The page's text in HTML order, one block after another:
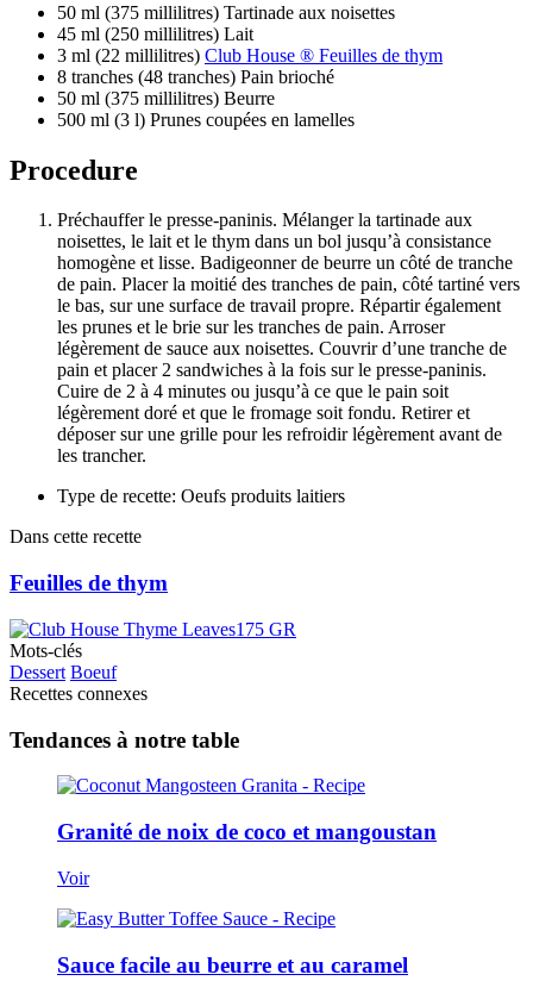
50 ml (375 millilitres) Tartinade aux noisettes
45 ml (250 millilitres) Lait
3 ml (22 millilitres) Club House ® Feuilles de thym
8 tranches (48 tranches) Pain brioché
50 ml (375 millilitres) Beurre
500 ml (3 l) Prunes coupées en lamelles
Procedure
Préchauffer le presse-paninis. Mélanger la tartinade aux
noisettes, le lait et le thym dans un bol jusqu’à consistance
homogène et lisse. Badigeonner de beurre un côté de tranche
de pain. Placer la moitié des tranches de pain, côté tartiné vers
le bas, sur une surface de travail propre. Répartir également
les prunes et le brie sur les tranches de pain. Arroser
légèrement de sauce aux noisettes. Couvrir d’une tranche de
pain et placer 2 sandwiches à la fois sur le presse-paninis.
Cuire de 2 à 4 minutes ou jusqu’à ce que le pain soit
légèrement doré et que le fromage soit fondu. Retirer et
déposer sur une grille pour les refroidir légèrement avant de
les trancher.
Type de recette: Oeufs produits laitiers
Dans cette recette
Feuilles de thym
Mots-clés
Dessert Boeuf
Recettes connexes
Tendances à notre table
Granité de noix de coco et mangoustan
Voir
Sauce facile au beurre et au caramel